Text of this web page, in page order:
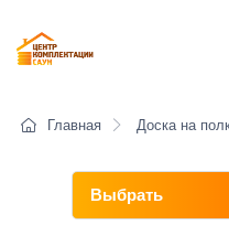
Главная Доска на